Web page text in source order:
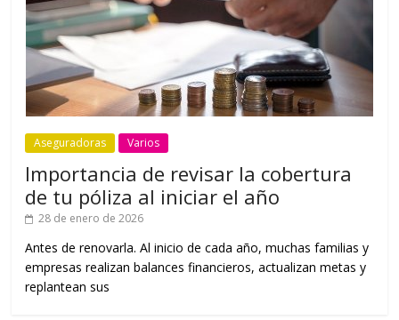
Aseguradoras Varios
Importancia de revisar la cobertura
de tu póliza al iniciar el año
28 de enero de 2026
Antes de renovarla. Al inicio de cada año, muchas familias y
empresas realizan balances financieros, actualizan metas y
replantean sus